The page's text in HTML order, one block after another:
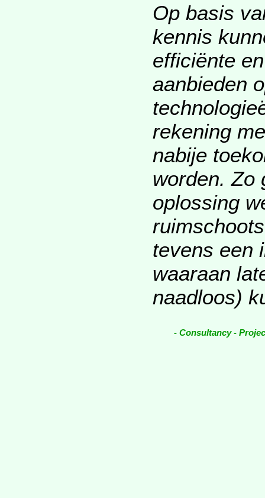
Op basis
kennis
efficiënte
aanbieden
rekening
nabije
worden. Zo
oplossing
tevens een
waaraan
naadloos)
- Consultancy -